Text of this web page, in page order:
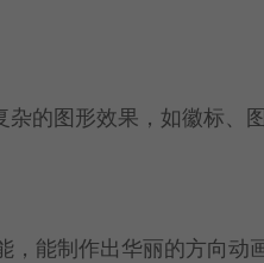
的图形效果，如徽标、
，能制作出华丽的方向动